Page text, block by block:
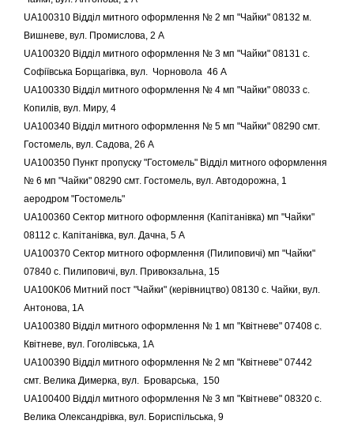
UA100310 Відділ митного оформлення № 2 мп "Чайки" 08132 м.
Вишневе, вул. Промислова, 2 А
UA100320 Відділ митного оформлення № 3 мп "Чайки" 08131 с.
Софіївська Борщагівка, вул. Чорновола 46 А
UA100330 Відділ митного оформлення № 4 мп "Чайки" 08033 с.
Копилів, вул. Миру, 4
UA100340 Відділ митного оформлення № 5 мп "Чайки" 08290 смт.
Гостомель, вул. Садова, 26 А
UA100350 Пункт пропуску "Гостомель" Відділ митного оформлення
№ 6 мп "Чайки" 08290 смт. Гостомель, вул. Автодорожна, 1
аеродром "Гостомель"
UA100360 Сектор митного оформлення (Капітанівка) мп "Чайки"
08112 с. Капітанівка, вул. Дачна, 5 А
UA100370 Сектор митного оформлення (Пилиповичі) мп "Чайки"
07840 с. Пилиповичі, вул. Привокзальна, 15
UA100K06 Митний пост "Чайки" (керівництво) 08130 с. Чайки, вул.
Антонова, 1А
UA100380 Відділ митного оформлення № 1 мп "Квітневе" 07408 с.
Квітневе, вул. Гоголівська, 1А
UA100390 Відділ митного оформлення № 2 мп "Квітневе" 07442
смт. Велика Димерка, вул. Броварська, 150
UA100400 Відділ митного оформлення № 3 мп "Квітневе" 08320 с.
Велика Олександрівка, вул. Бориспільська, 9